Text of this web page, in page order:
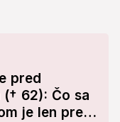
pred
62): Čo sa
je len pre